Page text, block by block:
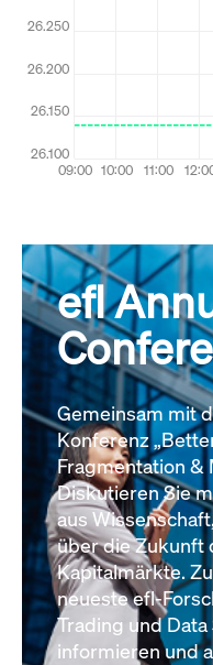
efl
Gemeinsam mit
Konferenz
Fragmentation &
Diskutieren Sie
aus
über die Zukunft
Kapitalmärkte.
neueste efl-
Trading und
informieren und